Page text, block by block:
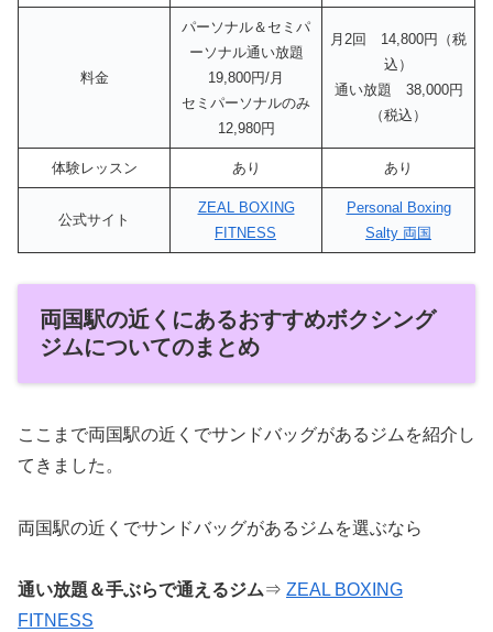
料金
パーソナル＆セミパ
ーソナル通い放題
19,800円/月
セミパーソナルのみ
12,980円
月2回 14,800円（税
込）
通い放題 38,000円
（税込）
体験レッスン あり あり
公式サイト
ZEAL BOXING
FITNESS
Personal Boxing
Salty 両国
両国駅の近くにあるおすすめボクシング
ジムについてのまとめ
ここまで両国駅の近くでサンドバッグがあるジムを紹介し
てきました。
両国駅の近くでサンドバッグがあるジムを選ぶなら
通い放題＆手ぶらで通えるジム⇒ ZEAL BOXING
FITNESS